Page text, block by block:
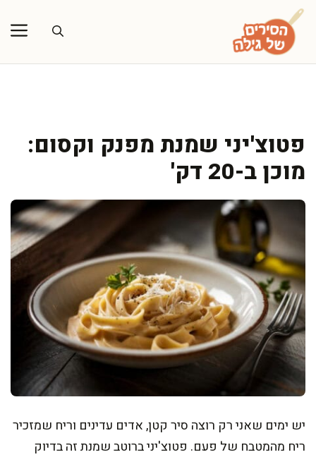
לדלג
לתוכן
פטוצ'יני שמנת מפנק וקסום:
מוכן ב-20 דק'
יש ימים שאני רק רוצה סיר קטן, אדים עדינים וריח שמזכיר
ריח מהמטבח של פעם. פטוצ'יני ברוטב שמנת זה בדיוק